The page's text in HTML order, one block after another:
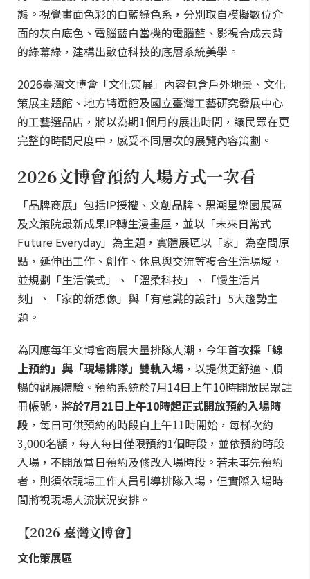
態。視覺畫面色彩的白藍綠色系，分別取自模擬數位介
面的灰白底色、電腦藍白當機的電腦藍、影視合成去背
的綠幕綠，建構出數位科技的底層系統美學。
2026臺灣文博會「文化策展」內容包含戶外地景、文化
策展主題館、地方特選館及國立臺灣工藝研究發展中心
的工藝選品店，將以為期1個月的展出時間，讓民眾在更
完整的時間尺度中，感受不同層次的展覽內容策劃。
2026文博會預約入場方式一次看
「品牌商展」包括IP授權、文創品牌、黑潮星樂園展區
及文策院最新成果IP轉生漫畫屋，並以「未來日常式
Future Everyday」為主題，實體展區以「家」為空間原
點，延伸出工作、創作、休息與交流等複合生活場域，
並規劃「生活儀式」、「溫柔科技」、「慢生活片
刻」、「家的新想像」與「有意識的設計」5大趨勢主
題。
為因應每年文博會商展大量排隊人潮，今年首次採「線
上預約」與「現場排隊」雙軌入場 ，以提供更舒適、順
暢的觀展體驗。預約系統於7月14日上午10時開放民眾註
冊帳號，將於7月21日上午10時起正式開放預約入場時
段 ，每日可供預約的時段自上午11時開始，每梯次約
3,000名額，每人每日僅限預約1個時段，並依預約時段
入場，不開放當日預約及修改入場時段。若未事先預約
者，則須依現場工作人員引導排隊入場，但實際入場時
間將視現場人流狀況安排。
【2026 臺灣文博會】
文化策展區